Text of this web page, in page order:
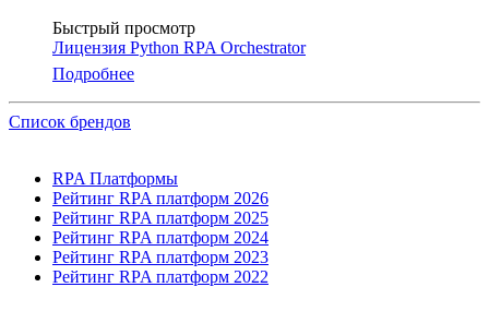
Быстрый просмотр
Лицензия Python RPA Orchestrator
Подробнее
Список брендов
RPA Платформы
Рейтинг RPA платформ 2026
Рейтинг RPA платформ 2025
Рейтинг RPA платформ 2024
Рейтинг RPA платформ 2023
Рейтинг RPA платформ 2022